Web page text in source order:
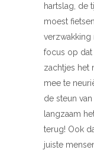
hartslag, de
moest
focus op dat
zachtjes het
mee te
de steun
langzaam
terug! Ook
juiste